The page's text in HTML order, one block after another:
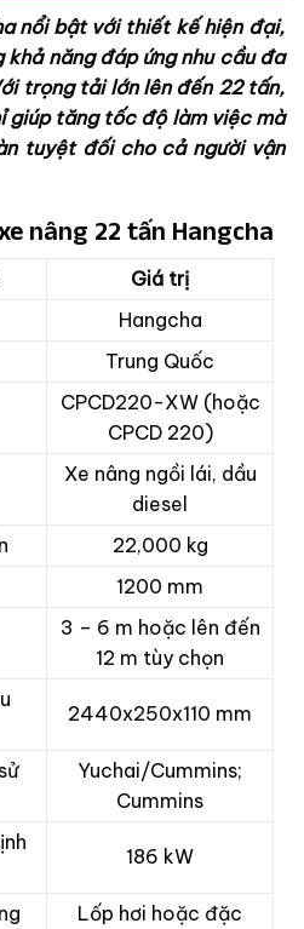
nổi bật với thiết kế hiện đại,
năng đáp ứng nhu cầu đa
trọng tải lớn lên đến 22 tấn,
giúp tăng tốc độ làm việc mà
tuyệt đối cho cả người vận
nâng 22 tấn Hangcha
Giá trị
Hangcha
Trung Quốc
CPCD220-XW (hoặc
CPCD 220)
Xe nâng ngồi lái, dầu
diesel
22,000 kg
1200 mm
3 – 6 m hoặc lên đến
12 m tùy chọn
2440x250x110 mm
Yuchai/Cummins;
Cummins
186 kW
Lốp hơi hoặc đặc